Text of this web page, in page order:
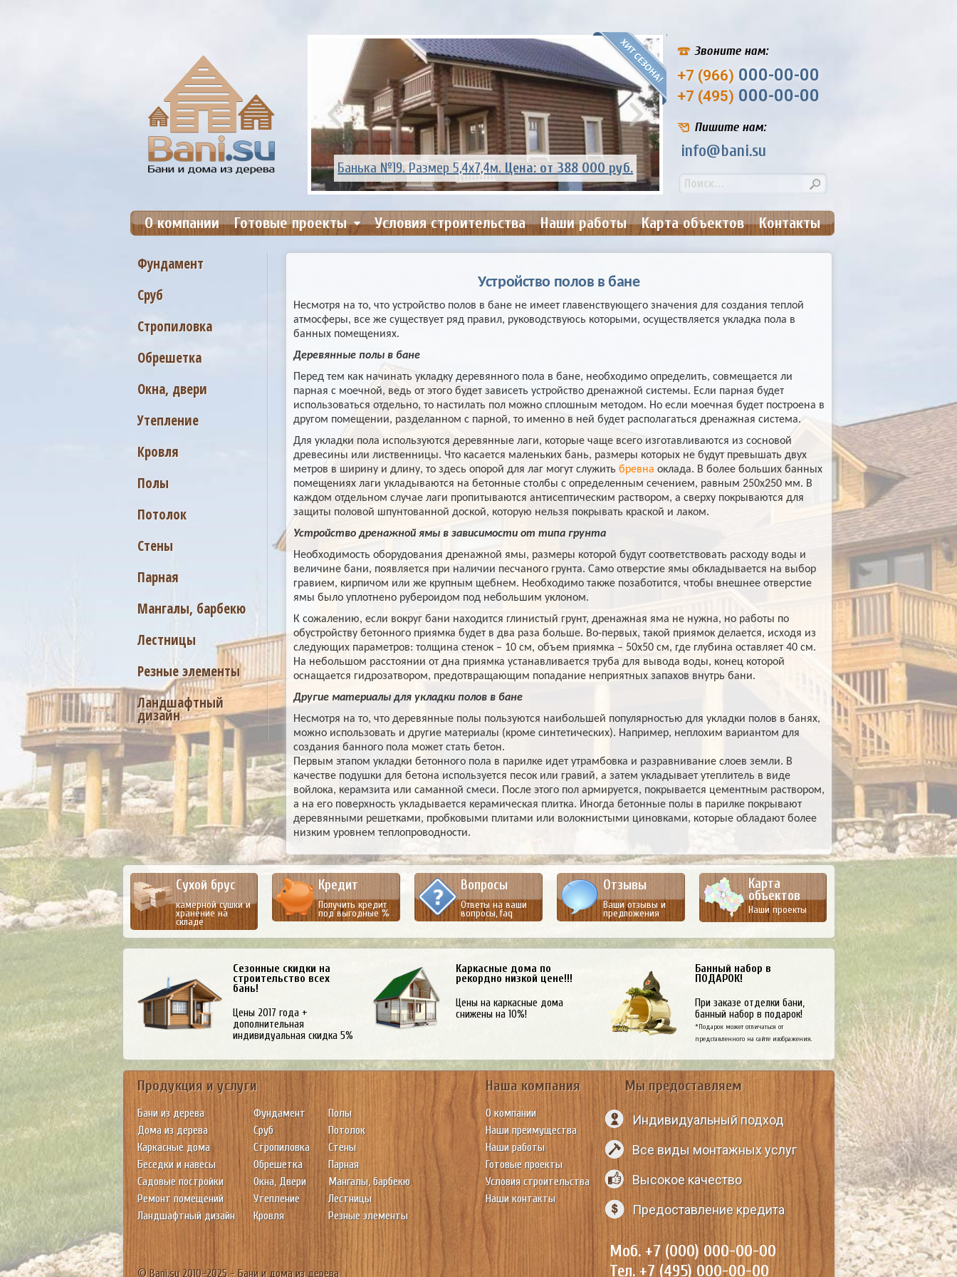
№19. Размер 5,4х7,4м.Цена: от 388 000 руб. Банька №14. Размер 5,4х6,0м. Цена: от 299 000 руб.
Звоните нам:
+7 (966) 000-00-00
+7 (495) 000-00-00
Пишите нам:
info@bani.su
О компании Готовые проекты Условия строительства Наши работы Карта объектов Контакты
Фундамент
Сруб
Стропиловка
Обрешетка
Окна, двери
Утепление
Кровля
Полы
Потолок
Стены
Парная
Мангалы, барбекю
Лестницы
Резные элементы
Ландшафтный
дизайн
Устройство полов в бане
Несмотря на то, что устройство полов в бане не имеет главенствующего значения для создания теплой
атмосферы, все же существует ряд правил, руководствуюсь которыми, осуществляется укладка пола в
банных помещениях.
Деревянные полы в бане
Перед тем как начинать укладку деревянного пола в бане, необходимо определить, совмещается ли
парная с моечной, ведь от этого будет зависеть устройство дренажной системы. Если парная будет
использоваться отдельно, то настилать пол можно сплошным методом. Но если моечная будет построена в
другом помещении, разделанном с парной, то именно в ней будет располагаться дренажная система.
Для укладки пола используются деревянные лаги, которые чаще всего изготавливаются из сосновой
древесины или лиственницы. Что касается маленьких бань, размеры которых не будут превышать двух
метров в ширину и длину, то здесь опорой для лаг могут служить бревна оклада. В более больших банных
помещениях лаги укладываются на бетонные столбы с определенным сечением, равным 250х250 мм. В
каждом отдельном случае лаги пропитываются антисептическим раствором, а сверху покрываются для
защиты половой шпунтованной доской, которую нельзя покрывать краской и лаком.
Устройство дренажной ямы в зависимости от типа грунта
Необходимость оборудования дренажной ямы, размеры которой будут соответствовать расходу воды и
величине бани, появляется при наличии песчаного грунта. Само отверстие ямы обкладывается на выбор
гравием, кирпичом или же крупным щебнем. Необходимо также позаботится, чтобы внешнее отверстие
ямы было уплотнено рубероидом под небольшим уклоном.
К сожалению, если вокруг бани находится глинистый грунт, дренажная яма не нужна, но работы по
обустройству бетонного приямка будет в два раза больше. Во-первых, такой приямок делается, исходя из
следующих параметров: толщина стенок – 10 см, объем приямка – 50х50 см, где глубина оставляет 40 см.
На небольшом расстоянии от дна приямка устанавливается труба для вывода воды, конец которой
оснащается гидрозатвором, предотвращающим попадание неприятных запахов внутрь бани.
Другие материалы для укладки полов в бане
Несмотря на то, что деревянные полы пользуются наибольшей популярностью для укладки полов в банях,
можно использовать и другие материалы (кроме синтетических). Например, неплохим вариантом для
создания банного пола может стать бетон.
Первым этапом укладки бетонного пола в парилке идет утрамбовка и разравнивание слоев земли. В
качестве подушки для бетона используется песок или гравий, а затем укладывает утеплитель в виде
войлока, керамзита или саманной смеси. После этого пол армируется, покрывается цементным раствором,
а на его поверхность укладывается керамическая плитка. Иногда бетонные полы в парилке покрывают
деревянными решетками, пробковыми плитами или волокнистыми циновками, которые обладают более
низким уровнем теплопроводности.
Сухой брус
камерной сушки и
хранение на
складе
Кредит
Получить кредит
под выгодные %
Вопросы
Ответы на ваши
вопросы, faq
Отзывы
Ваши отзывы и
предложения
Карта
объектов
Наши проекты
Сезонные скидки на
строительство всех
бань!
Цены 2017 года +
дополнительная
индивидуальная скидка 5%
Каркасные дома по
рекордно низкой цене!!!
Цены на каркасные дома
снижены на 10%!
Банный набор в
ПОДАРОК!
При заказе отделки бани,
банный набор в подарок!
*Подарок может отличаться от
представленного на сайте изображения.
Продукция и услуги
Бани из дерева
Дома из дерева
Каркасные дома
Беседки и навесы
Садовые постройки
Ремонт помещений
Ландшафтный дизайн
Фундамент
Сруб
Стропиловка
Обрешетка
Окна, Двери
Утепление
Кровля
Полы
Потолок
Стены
Парная
Мангалы, барбекю
Лестницы
Резные элементы
Наша компания
О компании
Наши преимущества
Наши работы
Готовые проекты
Условия строительства
Наши контакты
Мы предоставляем
Индивидуальный подход
Все виды монтажных услуг
Высокое качество
Предоставление кредита
© Bani.su 2010-2025 - Бани и дома из дерева
Моб. +7 (000) 000-00-00
Тел. +7 (495) 000-00-00